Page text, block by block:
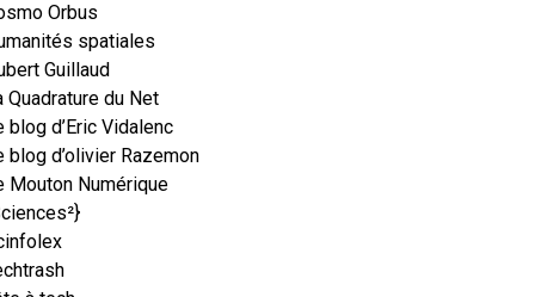
Orbus
spatiales
Guillaud
Quadrature du Net
blog d’Eric Vidalenc
blog d’olivier Razemon
Mouton Numérique